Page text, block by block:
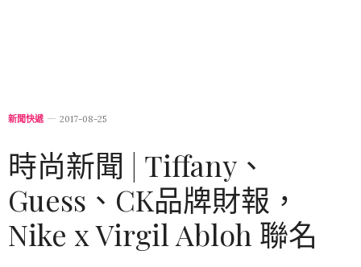
新聞快遞 2017-08-25
時尚新聞 | Tiffany、
Guess、CK品牌財報，
Nike x Virgil Abloh 聯名